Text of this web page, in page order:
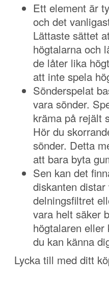
Ett element är
och det
Lättaste sättet
högtalarna och
de låter lika
att inte spela
Sönderspelat
vara sönder.
kräma på rejält
Hör du
sönder. Detta
att bara byta
Sen kan det
diskanten
delningsfiltret
vara helt säker
högtalaren
du kan känna
Lycka till med ditt